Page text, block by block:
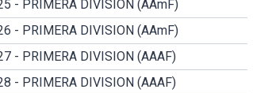
- PRIMERA DIVISION (AAmF)
- PRIMERA DIVISION (AAmF)
- PRIMERA DIVISION (AAAF)
- PRIMERA DIVISION (AAAF)